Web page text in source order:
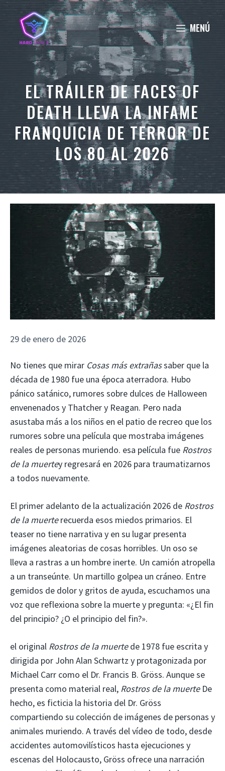
Saltar
contenido
MENÚ
EL TRÁILER DE FACES OF
DEATH LLEVA LA INFAME
FRANQUICIA DE TERROR DE
LOS 80 AL 2026
29 de enero de 2026
No tienes que mirar Cosas más extrañassaber que la
década de 1980 fue una época aterradora. Hubo
pánico satánico, rumores sobre dulces de Halloween
envenenados y Thatcher y Reagan. Pero nada
asustaba más a los niños en el patio de recreo que los
rumores sobre una película que mostraba imágenes
reales de personas muriendo. esa película fue Rostros
de la muertey regresará en 2026 para traumatizarnos
a todos nuevamente.
El primer adelanto de la actualización 2026 de Rostros
de la muerterecuerda esos miedos primarios. El
teaser no tiene narrativa y en su lugar presenta
imágenes aleatorias de cosas horribles. Un oso se
lleva a rastras a un hombre inerte. Un camión atropella
a un transeúnte. Un martillo golpea un cráneo. Entre
gemidos de dolor y gritos de ayuda, escuchamos una
voz que reflexiona sobre la muerte y pregunta: «¿El fin
del principio? ¿O el principio del fin?».
el original Rostros de la muertede 1978 fue escrita y
dirigida por John Alan Schwartz y protagonizada por
Michael Carr como el Dr. Francis B. Gröss. Aunque se
presenta como material real, Rostros de la muerteDe
hecho, es ficticia la historia del Dr. Gröss
compartiendo su colección de imágenes de personas y
animales muriendo. A través del vídeo de todo, desde
accidentes automovilísticos hasta ejecuciones y
escenas del Holocausto, Gröss ofrece una narración